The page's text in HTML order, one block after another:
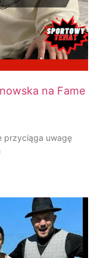
na Fame
przyciąga uwagę